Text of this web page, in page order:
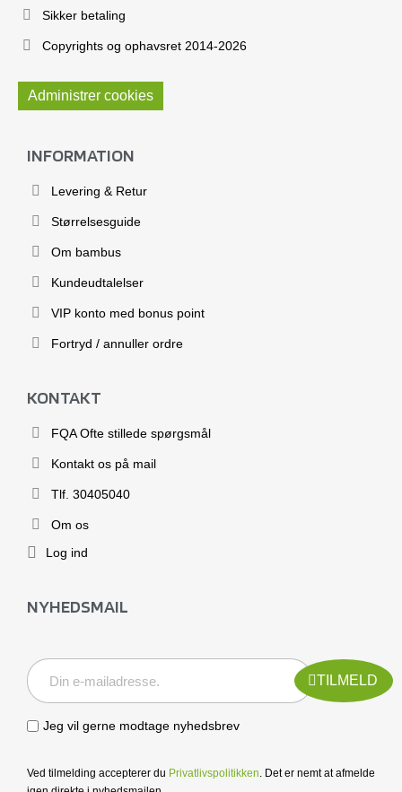
Sikker betaling
Copyrights og ophavsret 2014-2026
Administrer cookies
INFORMATION
Levering & Retur
Størrelsesguide
Om bambus
Kundeudtalelser
VIP konto med bonus point
Fortryd / annuller ordre
KONTAKT
FQA Ofte stillede spørgsmål
Kontakt os på mail
Tlf. 30405040
Om os
Log ind
NYHEDSMAIL
TILMELD
Jeg vil gerne modtage nyhedsbrev
Ved tilmelding accepterer du Privatlivspolitikken. Det er nemt at afmelde